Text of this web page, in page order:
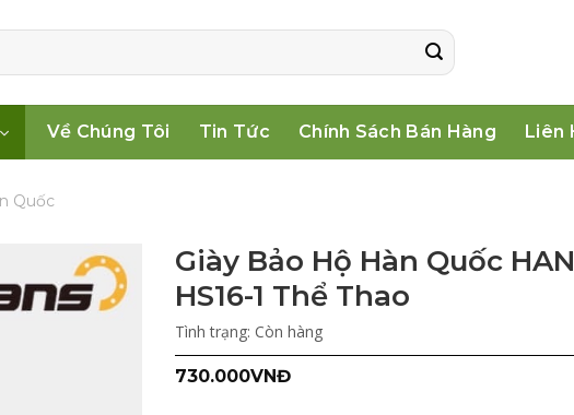
Về Chúng Tôi Tin Tức Chính Sách Bán Hàng Liên
Quốc
Giày Bảo Hộ Hàn Quốc
HS16-1 Thể Thao
Tình trạng: Còn hàng
730.000VNĐ